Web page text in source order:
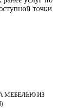
точки
МЕБЕЛЬЮ ИЗ